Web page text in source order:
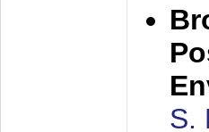
S.